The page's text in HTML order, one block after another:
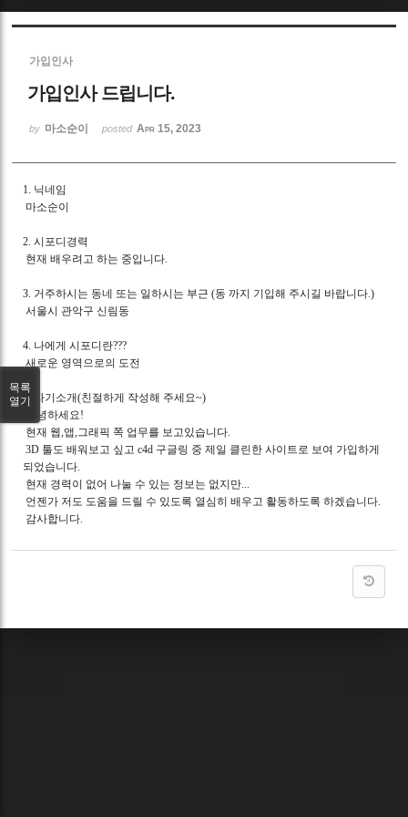
가입인사
가입인사 드립니다.
by 마소순이 posted Apr 15, 2023
1. 닉네임
마소순이
2. 시포디경력
현재 배우려고 하는 중입니다.
3. 거주하시는 동네 또는 일하시는 부근 (동 까지 기입해 주시길 바랍니다.)
서울시 관악구 신림동
4. 나에게 시포디란???
새로운 영역으로의 도전
5. 자기소개(친절하게 작성해 주세요~)
안녕하세요!
현재 웹,앱,그래픽 쪽 업무를 보고있습니다.
3D 툴도 배워보고 싶고 c4d 구글링 중 제일 클린한 사이트로 보여 가입하게
되었습니다.
현재 경력이 없어 나눌 수 있는 정보는 없지만...
언젠가 저도 도움을 드릴 수 있도록 열심히 배우고 활동하도록 하겠습니다.
감사합니다.
목록
열기
Sketchbook5, 스케치북5
Sketchbook5, 스케치북5